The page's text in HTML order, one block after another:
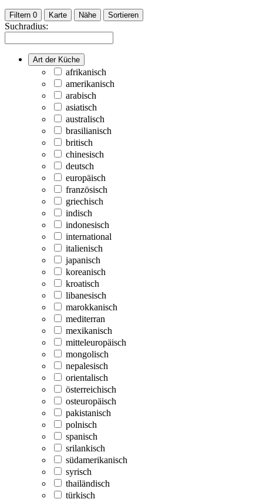
Filtern 0 Karte Nähe Sortieren
Suchradius:
Art der Küche
afrikanisch
amerikanisch
arabisch
asiatisch
australisch
brasilianisch
britisch
chinesisch
deutsch
europäisch
französisch
griechisch
indisch
indonesisch
international
italienisch
japanisch
koreanisch
kroatisch
libanesisch
marokkanisch
mediterran
mexikanisch
mitteleuropäisch
mongolisch
nepalesisch
orientalisch
österreichisch
osteuropäisch
pakistanisch
polnisch
spanisch
srilankisch
südamerikanisch
syrisch
thailändisch
türkisch